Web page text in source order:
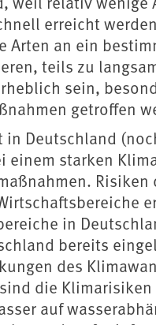
erreicht
Arten an ein
teils zu
sein,
getroffen
in Deutschland
einem starken
in
bereits
des
die
auf